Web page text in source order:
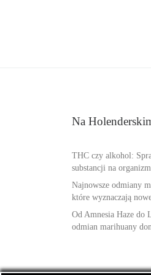
Na
THC czy alkohol:
substancji na organizm
Najnowsze odmiany
które wyznaczają
Od Amnesia Haze do
odmian marihuany